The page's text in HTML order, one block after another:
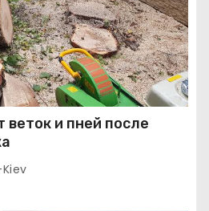
веток и пней после